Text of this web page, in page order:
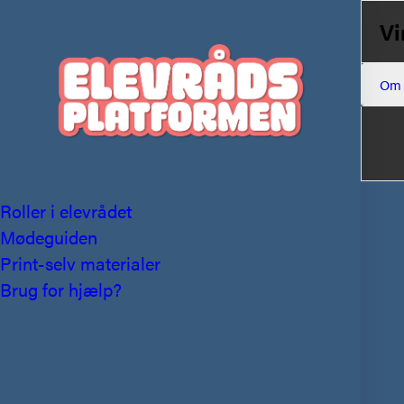
Roller i elevrådet
Mødeguiden
Print-selv materialer
Brug for hjælp?
Om